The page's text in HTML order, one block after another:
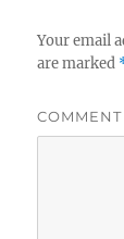
Your email
are marked
COMMENT